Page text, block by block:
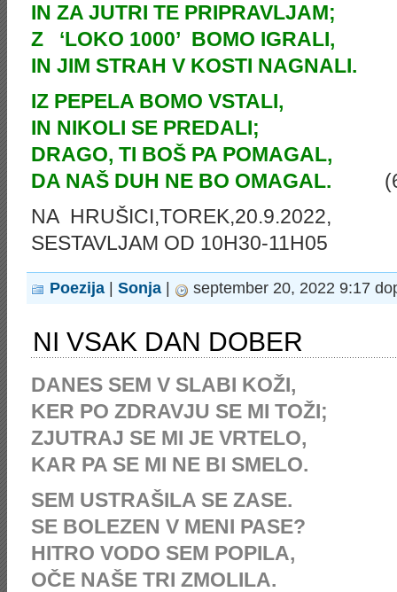
IN ZA JUTRI TE PRIPRAVLJAM;
Z ‘LOKO 1000’ BOMO IGRALI,
IN JIM STRAH V KOSTI NAGNALI.
IZ PEPELA BOMO VSTALI,
IN NIKOLI SE PREDALI;
DRAGO, TI BOŠ PA POMAGAL,
DA NAŠ DUH NE BO OMAGAL.
NA HRUŠICI,TOREK,20.9.2022,
SESTAVLJAM OD 10H30-11H05
Poezija Sonja september 20, 2022 9:17
NI VSAK DAN DOBER
DANES SEM V SLABI KOŽI,
KER PO ZDRAVJU SE MI TOŽI;
ZJUTRAJ SE MI JE VRTELO,
KAR PA SE MI NE BI SMELO.
SEM USTRAŠILA SE ZASE.
SE BOLEZEN V MENI PASE?
HITRO VODO SEM POPILA,
OČE NAŠE TRI ZMOLILA.